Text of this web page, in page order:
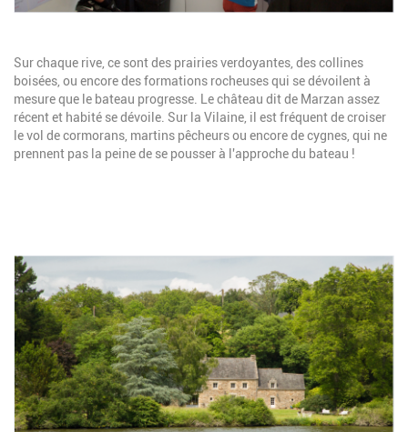
Description
Sur chaque rive, ce sont des prairies verdoyantes, des collines
boisées, ou encore des formations rocheuses qui se dévoilent à
mesure que le bateau progresse. Le château dit de Marzan assez
récent et habité se dévoile. Sur la Vilaine, il est fréquent de croiser
le vol de cormorans, martins pêcheurs ou encore de cygnes, qui ne
prennent pas la peine de se pousser à l'approche du bateau !
Image